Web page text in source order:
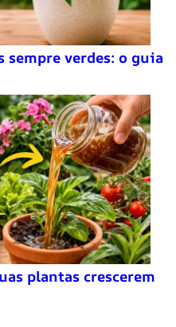
sempre verdes: o guia
plantas crescerem